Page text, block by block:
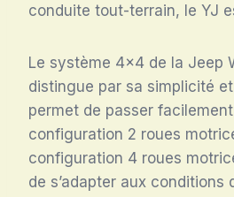
conduite tout-terrain, le YJ
Le système 4×4 de la Jeep
distingue par sa simplicité
permet de passer facilement
configuration 2 roues
configuration 4 roues
de s’adapter aux conditions